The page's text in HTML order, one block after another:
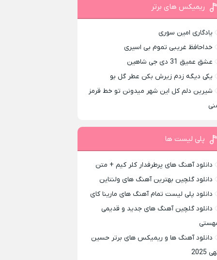
ریمیکس های برتر
یادگاری امین سوری
خداحافظ غریبی تموم بی اسیری
عشق عمیق 31 دی جی شاهین
یکی دیگه زدم زیرش بکن عطر گل بو
شیرین دلم کل این شهر میدونن تو خط قرمز
پلی لیست ها
دانلود آهنگ های پرطرفدار کلر کیم + متن
دانلود گلچین بهترین آهنگ های ولنتاین
دانلود پلی لیست تمام آهنگ های مارینا کای
دانلود گلچین آهنگ های جدید و قدیمی
دانلود آهنگ ها و ریمیکس های برتر حسین
2025